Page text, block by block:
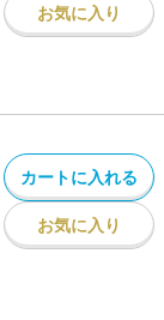
お気に入り
カートに入れる
お気に入り